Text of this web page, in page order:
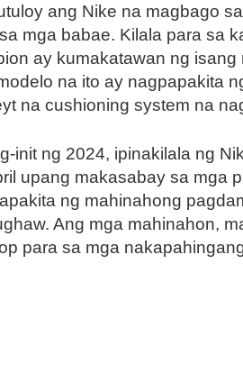
ang Nike na magbago
mga babae. Kilala para sa
ay kumakatawan ng
na ito ay nagpapakita
na cushioning system na
init ng 2024, ipinakilala ng
upang makasabay sa mga
ng mahinahong
Ang mga mahinahon,
para sa mga